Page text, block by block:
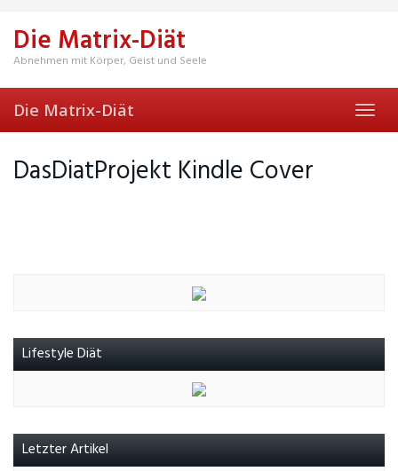
main
content
Die Matrix-Diät
Abnehmen mit Körper, Geist und Seele
Die Matrix-Diät
DasDiatProjekt Kindle Cover
Lifestyle Diät
Letzter Artikel